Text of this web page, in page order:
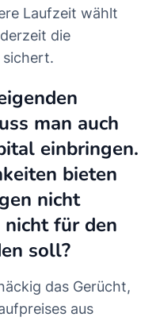
Laufzeit wählt
die
sichert.
man auch
einbringen.
bieten
nicht
nicht für den
soll?
das Gerücht,
aus